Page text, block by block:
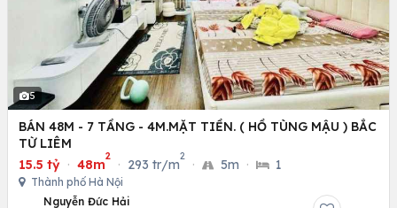
5
BÁN 48M - 7 TẦNG - 4M.MẶT TIỀN. ( HỒ TÙNG MẬU ) BẮC
TỪ LIÊM
15.5 tỷ · 48m
2
· 293 tr/m
2
· 5m · 1
Thành phố Hà Nội
Nguyễn Đức Hải